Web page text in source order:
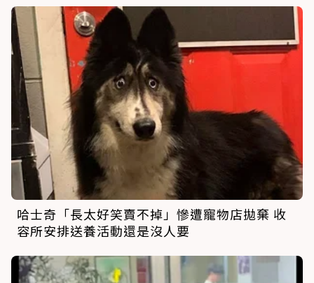
哈士奇「長太好笑賣不掉」慘遭寵物店拋棄 收
容所安排送養活動還是沒人要